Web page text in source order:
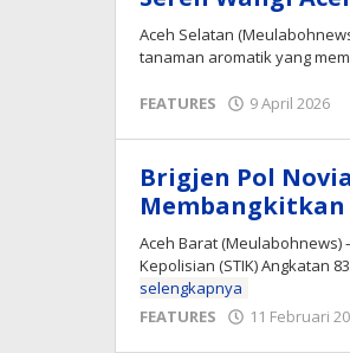
Aceh Selatan
tanaman aromatik yang
FEATURES 9 April 2026
Brigjen Pol
Membangkitkan
Aceh Barat
Kepolisian (STIK) Angkatan
selengkapnya
FEATURES
11 Februari